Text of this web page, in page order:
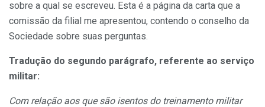
sobre a qual se escreveu. Esta é a página da carta que a
comissão da filial me apresentou, contendo o conselho da
Sociedade sobre suas perguntas.
Tradução do segundo parágrafo, referente ao serviço
militar:
Com relação aos que são isentos do treinamento militar